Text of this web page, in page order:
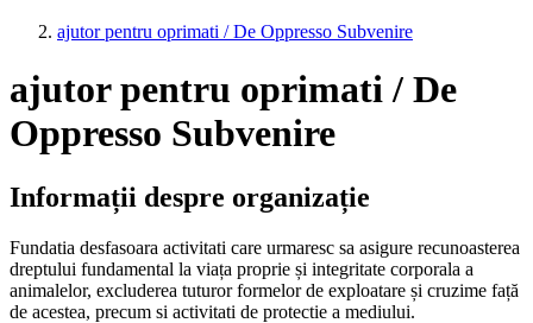
ajutor pentru oprimati / De Oppresso Subvenire
ajutor pentru oprimati / De
Oppresso Subvenire
Informații despre organizație
Fundatia desfasoara activitati care urmaresc sa asigure recunoasterea
dreptului fundamental la viața proprie și integritate corporala a
animalelor, excluderea tuturor formelor de exploatare și cruzime față
de acestea, precum si activitati de protectie a mediului.